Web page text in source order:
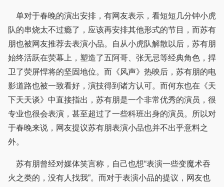
单对于春晚的演出安排，有网友表示，看短短几分钟小虎
队的串烧太不过瘾了，应该再安排其他形式的节目，而苏有
朋也被网友推荐去表演小品。自从小虎队解散以后，苏有朋
始终活跃在荧幕上，塑造了五阿哥、张无忌等经典角色，捍
卫了荧屏悍将的坚固地位。而《风声》热映后，苏有朋的电
影道路也被一致看好，演技得到诸方认可。而何东也在《天
下天天谈》中直接指出，苏有朋是一个非常优秀的演员，很
专业也很会表演，甚至超过了一些科班出身的演员。所以对
于春晚来说，网友提议苏有朋表演小品也并不出乎意料之
外。
苏有朋曾经对媒体笑言称，自己也想“表演一些变魔术吞
火之类的，没有人找我”。而对于表演小品的提议，网友也